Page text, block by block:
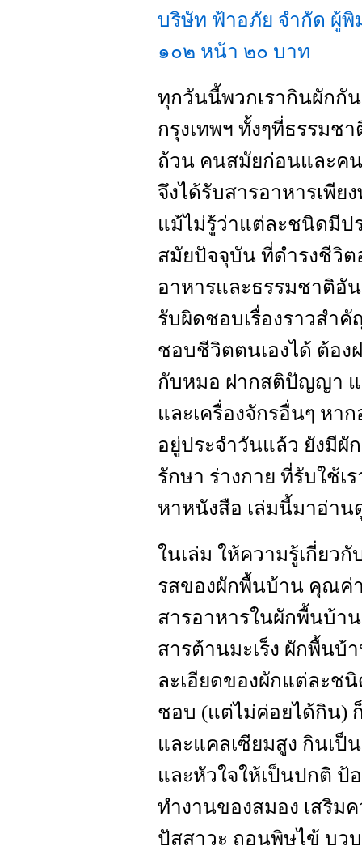
บริษัท ฟ้าอภัย จำกัด ผู้พิ
๑๐๒ หน้า ๒๐ บาท
ทุกวันนี้พวกเรากินผักกั
กรุงเทพฯ ทั้งๆที่ธรรมช
ถ้วน คนสมัยก่อนและค
จึงได้รับสารอาหารเพีย
แม้ไม่รู้ว่าแต่ละชนิดมีป
สมัยปัจจุบัน ที่ดำรงชีวิต
อาหารและธรรมชาติ
รับผิดชอบเรื่องราวสำ
ชอบชีวิตตนเองได้ ต้อง
กับหมอ ฝากสติปัญญา แ
และเครื่องจักรอื่นๆ หา
อยู่ประจำวันแล้ว ยังมีผั
รักษา ร่างกาย ที่รับใช้
หาหนังสือ เล่มนี้มาอ่าน
ในเล่ม ให้ความรู้เกี่ยว
รสของผักพื้นบ้าน คุณค่
สารอาหารในผักพื้นบ้า
สารต้านมะเร็ง ผักพื้นบ้
ละเอียดของผักแต่ละช
ชอบ (แต่ไม่ค่อยได้กิน)
และแคลเซียมสูง กินเป็
และหัวใจให้เป็นปกติ ป้
ทำงานของสมอง เสริม
ปัสสาวะ ถอนพิษไข้ บว